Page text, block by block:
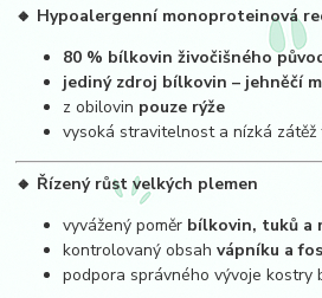
🔸 Hypoalergenní monoproteinová
80 % bílkovin živočišného
jediný zdroj bílkovin – jehněčí
z obilovin pouze rýže
vysoká stravitelnost a nízká zátěž
🔸 Řízený růst velkých plemen
vyvážený poměr bílkovin, tuků a
kontrolovaný obsahvápníku a
podpora správného vývoje kostry